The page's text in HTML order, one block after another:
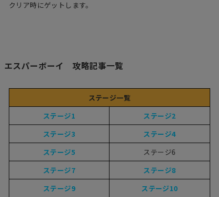
クリア時にゲットします。
エスパーボーイ 攻略記事一覧
ステージ一覧
ステージ1
ステージ2
ステージ3
ステージ4
ステージ5
ステージ6
ステージ7
ステージ8
ステージ9
ステージ10